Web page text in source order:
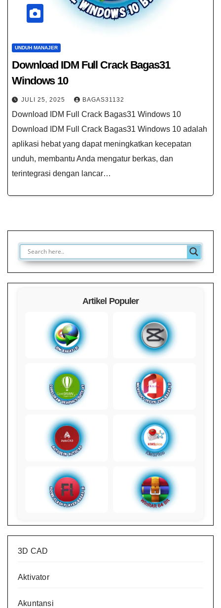
UNDUH MANAJER
Download IDM Full Crack Bagas31
Windows 10
JULI 25, 2025 BAGAS31132
Download IDM Full Crack Bagas31 Windows 10
Download IDM Full Crack Bagas31 Windows 10 adalah
aplikasi hebat yang dapat meningkatkan kecepatan
unduh, membantu Anda mengatur berkas, dan
terintegrasi dengan lancar…
Artikel Populer
3D CAD
Aktivator
Akuntansi